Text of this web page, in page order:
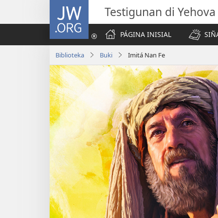
JW.ORG Testigunan di Yehova
PÁGINA INISIAL
Biblioteka Buki Imitá Nan Fe